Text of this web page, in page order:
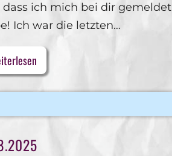
dass ich mich bei dir gemeldet
Ich war die letzten…